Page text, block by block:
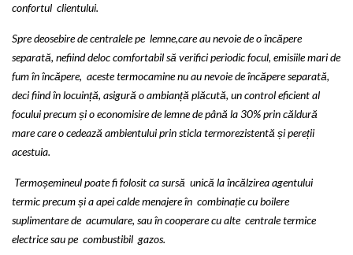
confortul clientului.
Spre deosebire de centralele pe lemne,care au nevoie de o încăpere
separată, nefiind deloc comfortabil să verifici periodic focul, emisiile mari de
fum în încăpere, aceste termocamine nu au nevoie de încăpere separată,
deci fiind în locuință, asigură o ambianță plăcută, un control eficient al
focului precum și o economisire de lemne de până la 30% prin căldură
mare care o cedează ambientului prin sticla termorezistentă și pereții
acestuia.
Termoșemineul poate fi folosit ca sursă unică la încălzirea agentului
termic precum și a apei calde menajere în combinație cu boilere
suplimentare de acumulare, sau în cooperare cu alte centrale termice
electrice sau pe combustibil gazos.